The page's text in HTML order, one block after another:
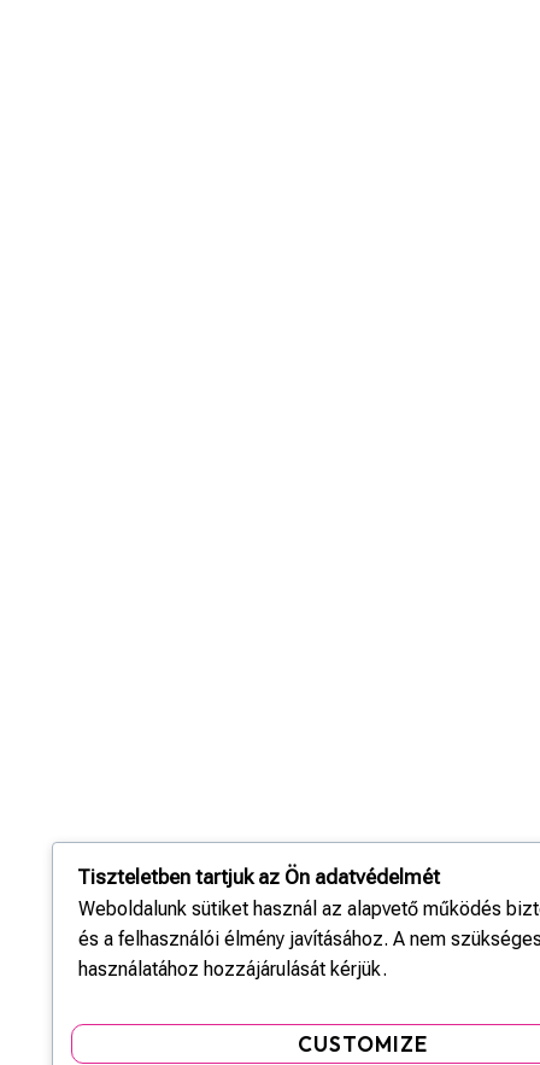
Tiszteletben tartjuk az Ön adatvédelmét
Weboldalunk sütiket használ az alapvető működés
és a felhasználói élmény javításához. A nem
használatához hozzájárulását kérjük.
CUSTOMIZE